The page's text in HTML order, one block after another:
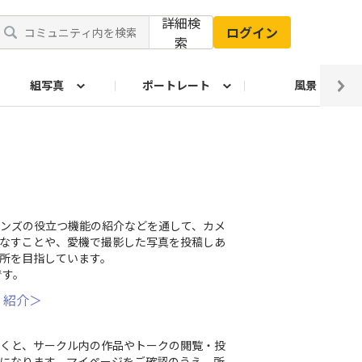
詳細検
索
ログイン
組写真 ポートレート 風景
ズの役立つ機能の紹介などを通して、カメ
すことや、愛機で撮影した写真を投稿しあ
を目指しています。
。
介＞
と、サークル内の作品やトークの閲覧・投